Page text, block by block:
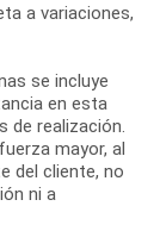
a variaciones,
se incluye
en esta
de realización.
mayor, al
del cliente, no
ni a